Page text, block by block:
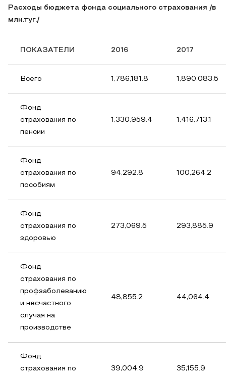
Расходы бюджета фонда социального страхования /в
млн.туг./
ПОКАЗАТЕЛИ 2016 2017
Всего 1,786,181.8 1,890,083.5
Фонд
страхования по
пенсии
1,330,959.4 1,416,713.1
Фонд
страхования по
пособиям
94,292.8 100,264.2
Фонд
страхования по
здоровью
273,069.5 293,885.9
Фонд
страхования по
профзаболеванию
и несчастного
случая на
производстве
48,855.2 44,064.4
Фонд
страхования по
39,004.9 35,155.9